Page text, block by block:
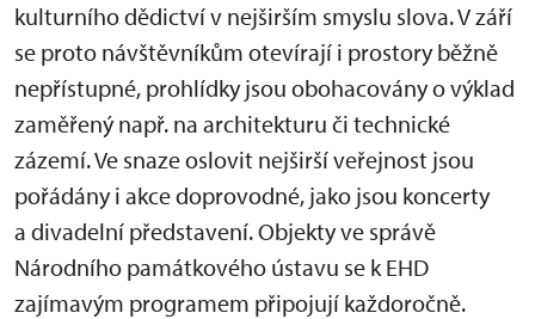
kulturního dědictví v nejširším smyslu slova. V září
se proto návštěvníkům otevírají i prostory běžně
nepřístupné, prohlídky jsou obohacovány o výklad
zaměřený např. na architekturu či technické
zázemí. Ve snaze oslovit nejširší veřejnost jsou
pořádány i akce doprovodné, jako jsou koncerty
a divadelní představení. Objekty ve správě
Národního památkového ústavu se k EHD
zajímavým programem připojují každoročně.